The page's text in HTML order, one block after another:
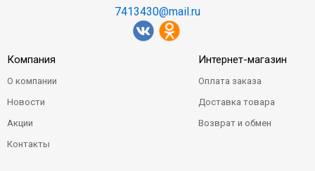
7413430@mail.ru
Компания
О компании
Новости
Акции
Контакты
Интернет-магазин
Оплата заказа
Доставка товара
Возврат и обмен